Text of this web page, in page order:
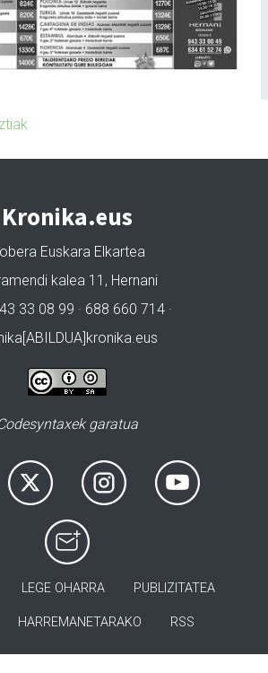
Kronika.eus
Euskara Elkartea
kalea 11, Hernani
33 08 99 · 688 660 714 ·
garatua
LEGE OHARRA PUBLIZITATEA
HARREMANETARAKO RSS